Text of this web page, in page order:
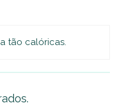
tão calóricas.